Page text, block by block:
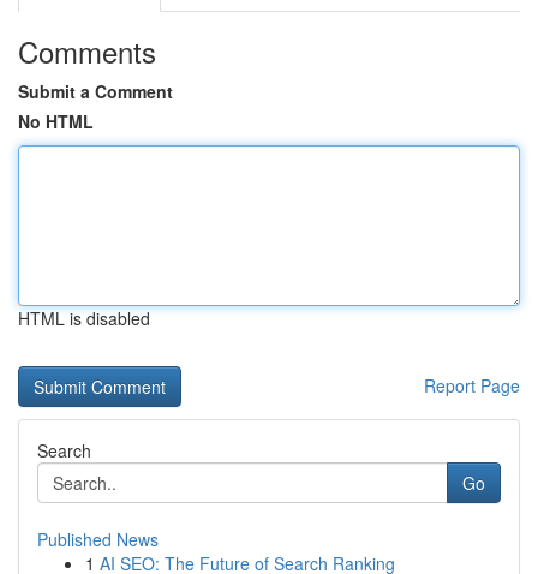
Comments
Submit a Comment
No HTML
HTML is disabled
Report Page
Search
Go
Published News
1 AI SEO: The Future of Search Ranking